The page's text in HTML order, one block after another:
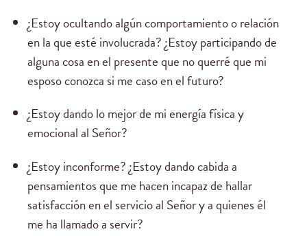
¿Estoy ocultando algún comportamiento o relación
en la que esté involucrada? ¿Estoy participando de
alguna cosa en el presente que no querré que mi
esposo conozca si me caso en el futuro?
¿Estoy dando lo mejor de mi energía física y
emocional al Señor?
¿Estoy inconforme? ¿Estoy dando cabida a
pensamientos que me hacen incapaz de hallar
satisfacción en el servicio al Señor y a quienes él
me ha llamado a servir?